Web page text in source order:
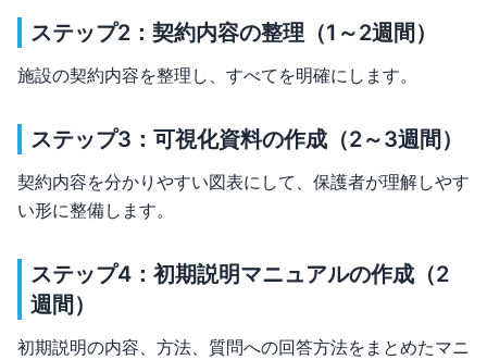
ステップ2：契約内容の整理（1～2週間）
施設の契約内容を整理し、すべてを明確にします。
ステップ3：可視化資料の作成（2～3週間）
契約内容を分かりやすい図表にして、保護者が理解しやす
い形に整備します。
ステップ4：初期説明マニュアルの作成（2
週間）
初期説明の内容、方法、質問への回答方法をまとめたマニ